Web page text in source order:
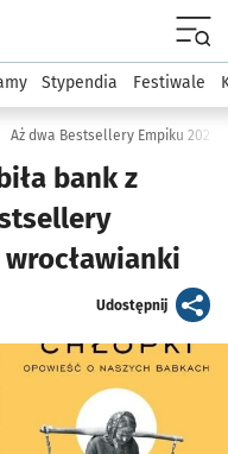
Kultura
Stypendia Festiwale
Aż dwa Bestsellery Empiku 2023
bank z
Udostępnijartykuł